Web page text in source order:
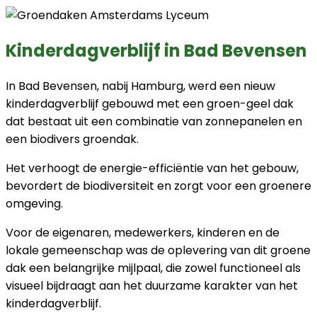
Kinderdagverblijf in Bad Bevensen
In Bad Bevensen, nabij Hamburg, werd een nieuw
kinderdagverblijf gebouwd met een groen-geel dak
dat bestaat uit een combinatie van zonnepanelen en
een biodivers groendak.
Het verhoogt de energie-efficiëntie van het gebouw,
bevordert de biodiversiteit en zorgt voor een groenere
omgeving.
Voor de eigenaren, medewerkers, kinderen en de
lokale gemeenschap was de oplevering van dit groene
dak een belangrijke mijlpaal, die zowel functioneel als
visueel bijdraagt aan het duurzame karakter van het
kinderdagverblijf.